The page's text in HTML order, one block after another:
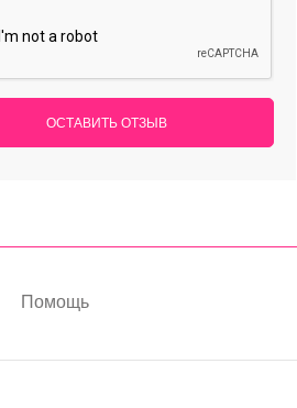
ОСТАВИТЬ ОТЗЫВ
Помощь